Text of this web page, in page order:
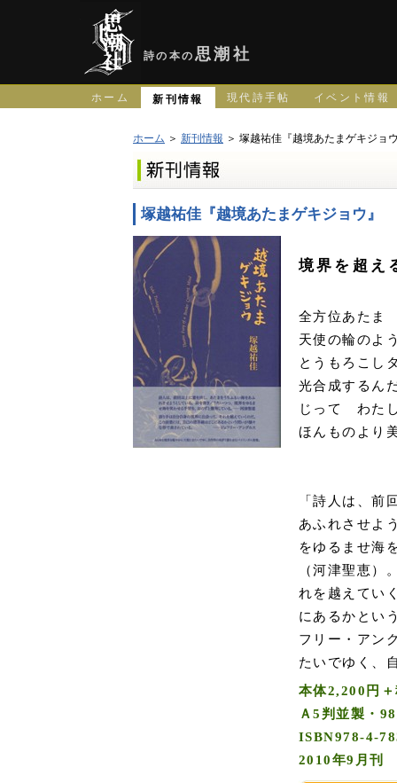
詩の本の 思潮社
ホーム 新刊情報 現代詩手帖 イベント情報
ホーム ＞ 新刊情報 ＞ 塚越祐佳『越境あたまゲキジョ
塚越祐佳『越境あたまゲキジョウ』
境界を超え
全方位あたま
天使の輪のよ
とうもろこし
光合成するん
じって わた
ほんものより
「詩人は、前
あふれさせよ
をゆるませ海
（河津聖恵）
れを越えてい
にあるかとい
フリー・アン
たいでゆく、
本体2,200円
Ａ5判並製・
ISBN978-4-
2010年9月刊